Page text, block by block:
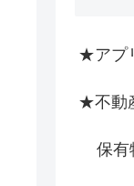
★アプ
★不動
保有